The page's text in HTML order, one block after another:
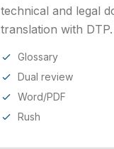
technical and legal
translation with DTP.
Glossary
Dual review
Word/PDF
Rush